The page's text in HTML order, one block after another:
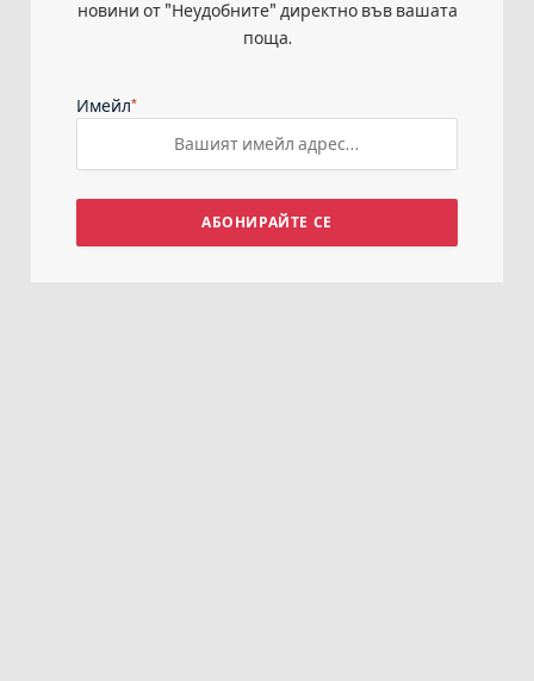
новини от "Неудобните" директно във вашата
поща.
Имейл*